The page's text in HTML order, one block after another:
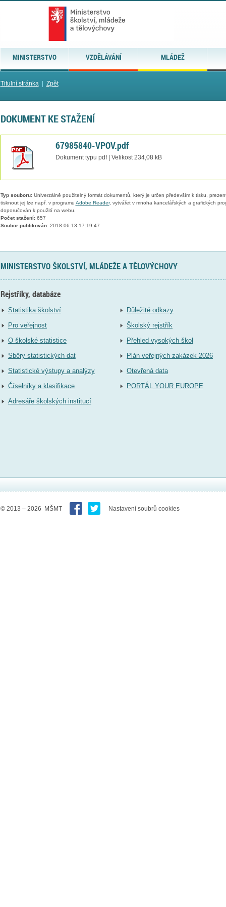
MINISTERSTVO VZDĚLÁVÁNÍ MLÁDEŽ
Titulní stránka| Zpět
DOKUMENT KE STAŽENÍ
67985840-VPOV.pdf
Dokument typu pdf | Velikost 234,08 kB
Typ souboru:Univerzálně použitelný formát dokumentů, který je určen především k tisku,
tisknout jej lze např. v programu Adobe Reader, vytvářet v mnoha kancelářských a grafických
doporučován k použití na webu.
Počet stažení:657
Soubor publikován:2018-06-13 17:19:47
MINISTERSTVO ŠKOLSTVÍ, MLÁDEŽE A TĚLOVÝCHOVY
Rejstříky, databáze
Statistika školství
Pro veřejnost
O školské statistice
Sběry statistických dat
Statistické výstupy a analýzy
Číselníky a klasifikace
Adresáře školských institucí
Důležité odkazy
Školský rejstřík
Přehled vysokých škol
Plán veřejných zakázek 2026
Otevřená data
PORTÁL YOUR EUROPE
© 2013 – 2026 MŠMT Nastavení soubrů cookies